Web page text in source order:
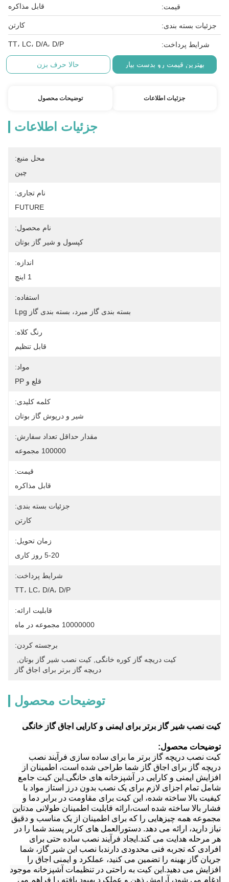
قیمت: قابل مذاکره
جزئیات بسته بندی: کارتن
شرایط پرداخت: TT، LC، D/A، D/P
بهترین قیمت رو بدست بیار حالا حرف بزن
جزئیات اطلاعات توضیحات محصول
جزئیات اطلاعات
محل منبع:
چین
نام تجاری:
FUTURE
نام محصول:
کپسول و شیر گاز بوتان
اندازه:
1 اينچ
استفاده:
بسته بندی گاز مبرد، بسته بندی گاز Lpg
رنگ کلاه:
قابل تنظیم
مواد:
قلع و PP
کلمه کلیدی:
شیر و درپوش گاز بوتان
مقدار حداقل تعداد سفارش:
100000 مجموعه
قیمت:
قابل مذاکره
جزئیات بسته بندی:
کارتن
زمان تحویل:
5-20 روز کاری
شرایط پرداخت:
TT، LC، D/A، D/P
قابلیت ارائه:
10000000 مجموعه در ماه
برجسته کردن:
کیت دریچه گاز کوره خانگی کیت نصب شیر گاز بوتان
دریچه گاز برتر برای اجاق گاز
توضیحات محصول
کیت نصب شیر گاز برتر برای ایمنی و کارایی اجاق گاز خانگی
توضیحات محصول:
کیت نصب دریچه گاز برتر ما برای ساده سازی فرآیند نصب
دریچه گاز برای اجاق گاز شما طراحی شده است، اطمینان از
افزایش ایمنی و کارایی در آشپزخانه های خانگی.این کیت جامع
شامل تمام اجزای لازم برای یک نصب بدون درز استاز مواد با
کیفیت بالا ساخته شده، این کیت برای مقاومت در برابر دما و
فشار بالا ساخته شده است،ارائه قابلیت اطمینان طولانی مدتاین
مجموعه همه چیزهایی را که برای اطمینان از یک مناسب و دقیق
نیاز دارید، ارائه می دهد. دستورالعمل های کاربر پسند شما را در
هر مرحله هدایت می کند.ایجاد فرآیند نصب ساده حتی برای
افرادی که تجربه فنی محدودی دارندبا نصب این شیر گاز، شما
جریان گاز بهینه را تضمین می کنید، عملکرد و ایمنی اجاق را
افزایش می دهید.این کیت به راحتی در تنظیمات آشپزخانه موجود
ادغام می شود، آرامش ذهن و عملکرد بهبود یافته را فراهم می